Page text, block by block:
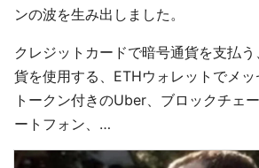
ンの波を生み出しました。
クレジットカードで暗号通貨を支払
貨を使用する、ETHウォレットでメッ
トークン付きのUber、ブロックチェ
ートフォン、…